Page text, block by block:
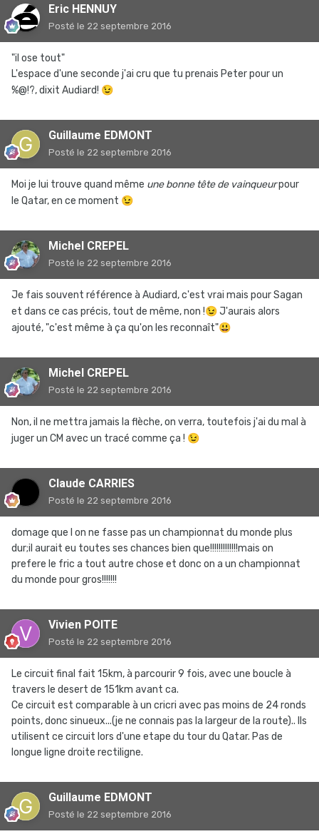
Eric HENNUY
Posté le 22 septembre 2016
"il ose tout"
L'espace d'une seconde j'ai cru que tu prenais Peter pour un
%@!?, dixit Audiard! 😉
Guillaume EDMONT
Posté le 22 septembre 2016
Moi je lui trouve quand même une bonne tête de vainqueurpour
le Qatar, en ce moment 😉
Michel CREPEL
Posté le 22 septembre 2016
Je fais souvent référence à Audiard, c'est vrai mais pour Sagan
et dans ce cas précis, tout de même, non !😉J'aurais alors
ajouté, "c'est même à ça qu'on les reconnaît"😃
Michel CREPEL
Posté le 22 septembre 2016
Non, il ne mettra jamais la flèche, on verra, toutefois j'ai du mal à
juger un CM avec un tracé comme ça ! 😉
Claude CARRIES
Posté le 22 septembre 2016
domage que l on ne fasse pas un championnat du monde plus
dur;il aurait eu toutes ses chances bien que!!!!!!!!!!!!!mais on
prefere le fric a tout autre chose et donc on a un championnat
du monde pour gros!!!!!!!
Vivien POITE
Posté le 22 septembre 2016
Le circuit final fait 15km, à parcourir 9 fois, avec une boucle à
travers le desert de 151km avant ca.
Ce circuit est comparable à un cricri avec pas moins de 24 ronds
points, donc sinueux...(je ne connais pas la largeur de la route).. Ils
utilisent ce circuit lors d'une etape du tour du Qatar. Pas de
longue ligne droite rectiligne.
Guillaume EDMONT
Posté le 22 septembre 2016